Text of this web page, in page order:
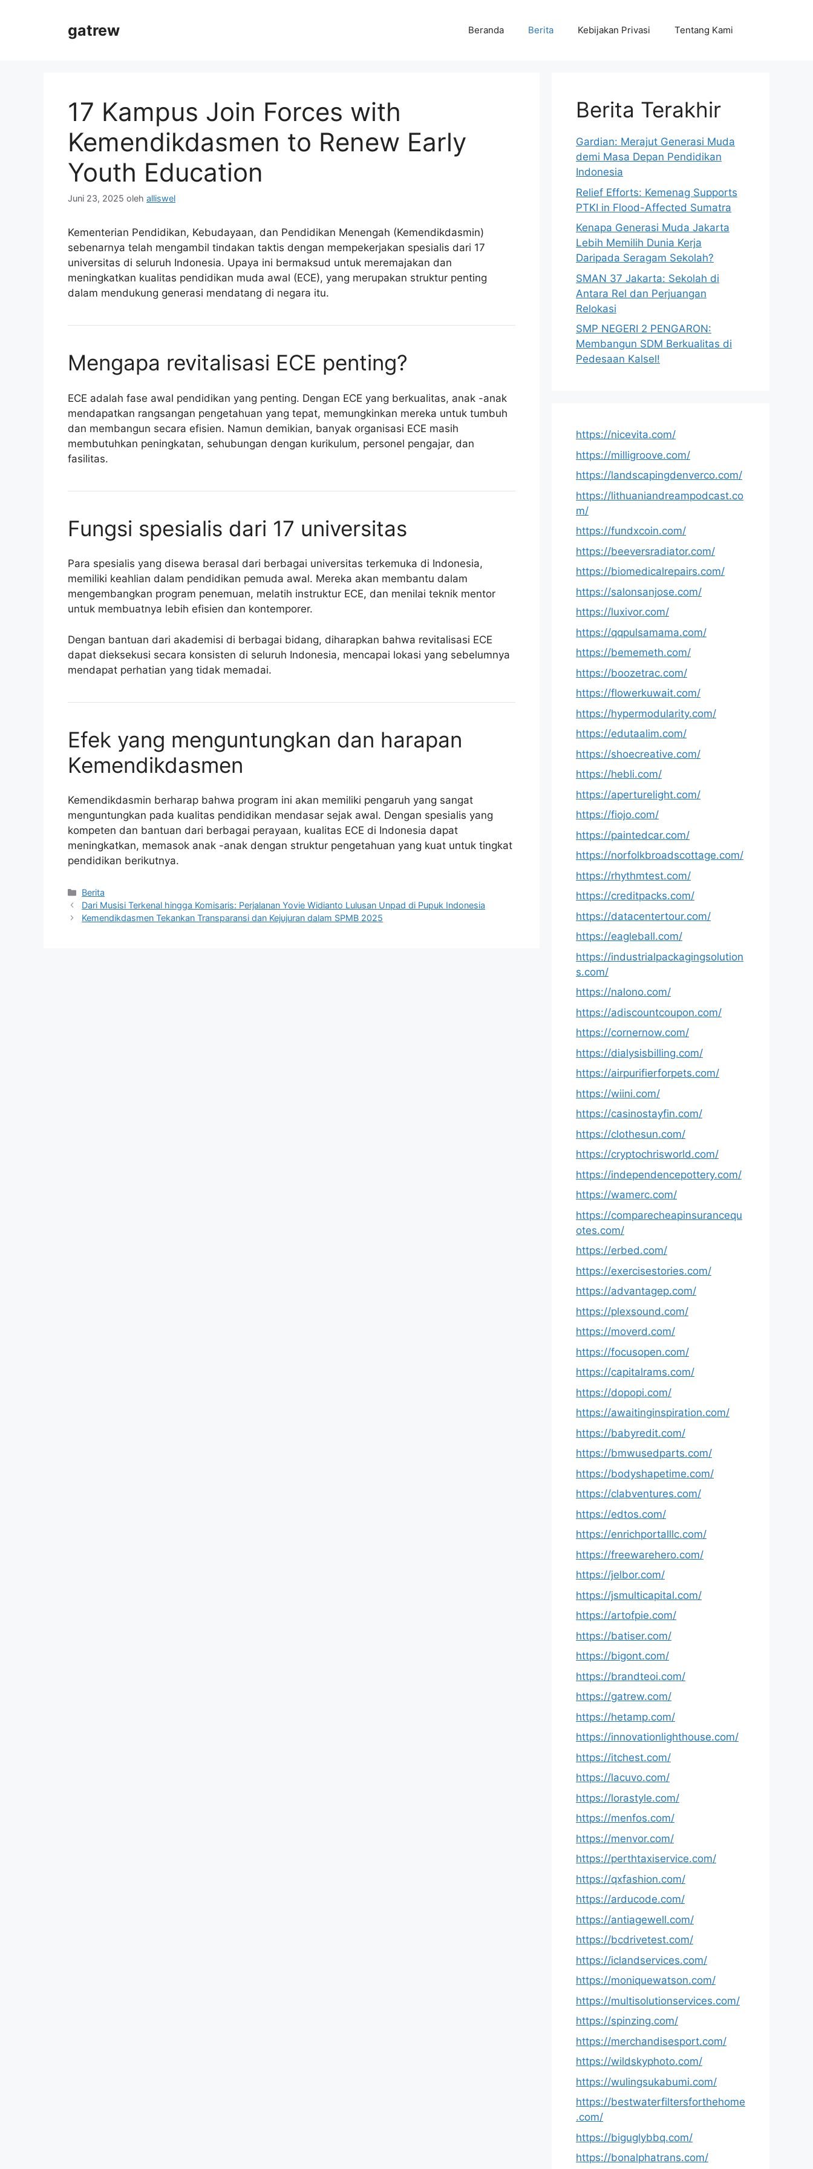
gatrew Beranda Berita Kebijakan Privasi Tentang Kami
17 Kampus Join Forces with
Kemendikdasmen to Renew Early
Youth Education
Juni 23, 2025 oleh alliswel
Kementerian Pendidikan, Kebudayaan, dan Pendidikan Menengah (Kemendikdasmin)
sebenarnya telah mengambil tindakan taktis dengan mempekerjakan spesialis dari 17
universitas di seluruh Indonesia. Upaya ini bermaksud untuk meremajakan dan
meningkatkan kualitas pendidikan muda awal (ECE), yang merupakan struktur penting
dalam mendukung generasi mendatang di negara itu.
Mengapa revitalisasi ECE penting?
ECE adalah fase awal pendidikan yang penting. Dengan ECE yang berkualitas, anak -anak
mendapatkan rangsangan pengetahuan yang tepat, memungkinkan mereka untuk tumbuh
dan membangun secara efisien. Namun demikian, banyak organisasi ECE masih
membutuhkan peningkatan, sehubungan dengan kurikulum, personel pengajar, dan
fasilitas.
Fungsi spesialis dari 17 universitas
Para spesialis yang disewa berasal dari berbagai universitas terkemuka di Indonesia,
memiliki keahlian dalam pendidikan pemuda awal. Mereka akan membantu dalam
mengembangkan program penemuan, melatih instruktur ECE, dan menilai teknik mentor
untuk membuatnya lebih efisien dan kontemporer.
Dengan bantuan dari akademisi di berbagai bidang, diharapkan bahwa revitalisasi ECE
dapat dieksekusi secara konsisten di seluruh Indonesia, mencapai lokasi yang sebelumnya
mendapat perhatian yang tidak memadai.
Efek yang menguntungkan dan harapan
Kemendikdasmen
Kemendikdasmin berharap bahwa program ini akan memiliki pengaruh yang sangat
menguntungkan pada kualitas pendidikan mendasar sejak awal. Dengan spesialis yang
kompeten dan bantuan dari berbagai perayaan, kualitas ECE di Indonesia dapat
meningkatkan, memasok anak -anak dengan struktur pengetahuan yang kuat untuk tingkat
pendidikan berikutnya.
Kategori
Berita
Dari Musisi Terkenal hingga Komisaris: Perjalanan Yovie Widianto Lulusan Unpad di Pupuk Indonesia
Kemendikdasmen Tekankan Transparansi dan Kejujuran dalam SPMB 2025
Berita Terakhir
Gardian: Merajut Generasi Muda
demi Masa Depan Pendidikan
Indonesia
Relief Efforts: Kemenag Supports
PTKI in Flood-Affected Sumatra
Kenapa Generasi Muda Jakarta
Lebih Memilih Dunia Kerja
Daripada Seragam Sekolah?
SMAN 37 Jakarta: Sekolah di
Antara Rel dan Perjuangan
Relokasi
SMP NEGERI 2 PENGARON:
Membangun SDM Berkualitas di
Pedesaan Kalsel!
https://nicevita.com/
https://milligroove.com/
https://landscapingdenverco.com/
https://lithuaniandreampodcast.co
m/
https://fundxcoin.com/
https://beeversradiator.com/
https://biomedicalrepairs.com/
https://salonsanjose.com/
https://luxivor.com/
https://qqpulsamama.com/
https://bememeth.com/
https://boozetrac.com/
https://flowerkuwait.com/
https://hypermodularity.com/
https://edutaalim.com/
https://shoecreative.com/
https://hebli.com/
https://aperturelight.com/
https://fiojo.com/
https://paintedcar.com/
https://norfolkbroadscottage.com/
https://rhythmtest.com/
https://creditpacks.com/
https://datacentertour.com/
https://eagleball.com/
https://industrialpackagingsolution
s.com/
https://nalono.com/
https://adiscountcoupon.com/
https://cornernow.com/
https://dialysisbilling.com/
https://airpurifierforpets.com/
https://wiini.com/
https://casinostayfin.com/
https://clothesun.com/
https://cryptochrisworld.com/
https://independencepottery.com/
https://wamerc.com/
https://comparecheapinsurancequ
otes.com/
https://erbed.com/
https://exercisestories.com/
https://advantagep.com/
https://plexsound.com/
https://moverd.com/
https://focusopen.com/
https://capitalrams.com/
https://dopopi.com/
https://awaitinginspiration.com/
https://babyredit.com/
https://bmwusedparts.com/
https://bodyshapetime.com/
https://clabventures.com/
https://edtos.com/
https://enrichportalllc.com/
https://freewarehero.com/
https://jelbor.com/
https://jsmulticapital.com/
https://artofpie.com/
https://batiser.com/
https://bigont.com/
https://brandteoi.com/
https://gatrew.com/
https://hetamp.com/
https://innovationlighthouse.com/
https://itchest.com/
https://lacuvo.com/
https://lorastyle.com/
https://menfos.com/
https://menvor.com/
https://perthtaxiservice.com/
https://qxfashion.com/
https://arducode.com/
https://antiagewell.com/
https://bcdrivetest.com/
https://iclandservices.com/
https://moniquewatson.com/
https://multisolutionservices.com/
https://spinzing.com/
https://merchandisesport.com/
https://wildskyphoto.com/
https://wulingsukabumi.com/
https://bestwaterfiltersforthehome
.com/
https://biguglybbq.com/
https://bonalphatrans.com/